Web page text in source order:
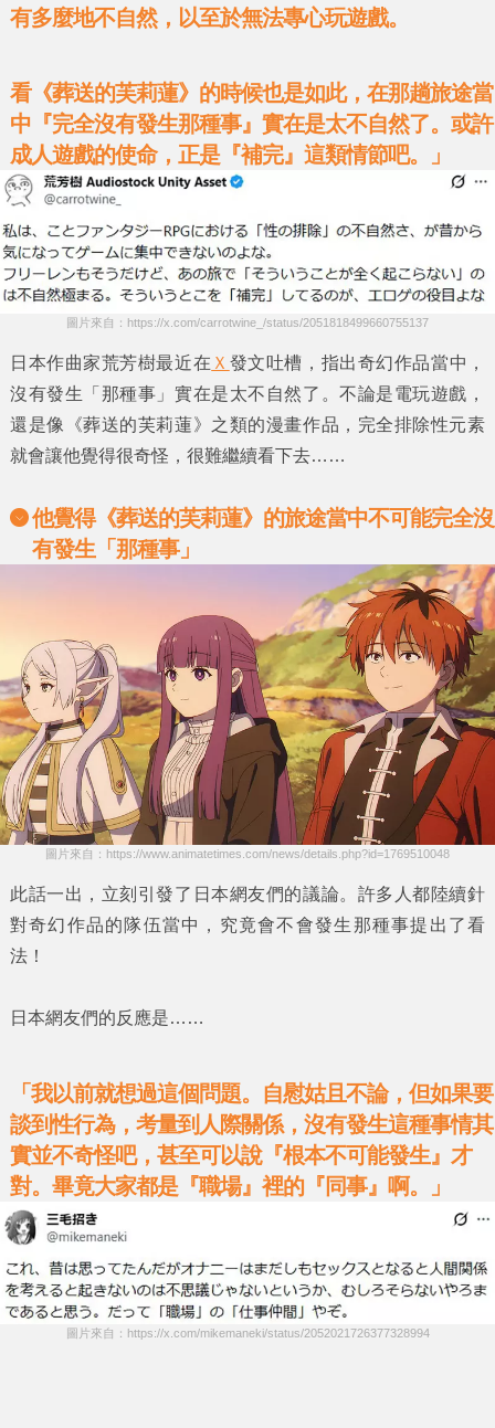
有多麼地不自然，以至於無法專心玩遊戲。
看《葬送的芙莉蓮》的時候也是如此，在那趟旅途當
中『完全沒有發生那種事』實在是太不自然了。或許
成人遊戲的使命，正是『補完』這類情節吧。」
圖片來自：https://x.com/carrotwine_/status/2051818499660755137
日本作曲家荒芳樹最近在 Ｘ 發文吐槽，指出奇幻作品當中，
沒有發生 「那種事」實在是太不自然了。不論是電玩遊戲，
還是像
《葬送的芙莉蓮》 之類的漫畫作品，完全排除性元素
就會讓他覺得很奇怪，很難繼續看下去……
他覺得《葬送的芙莉蓮》的旅途當中不可能完全沒
有發生「那種事」
圖片來自：https://www.animatetimes.com/news/details.php?id=1769510048
此話一出，立刻引發了日本網友們的議論。許多人都陸續針
對奇幻作品的隊伍當中，究竟會不會發生那種事提出了看
法！
日本網友們的反應是……
「我以前就想過這個問題。自慰姑且不論，但如果要
談到性行為，考量到人際關係，沒有發生這種事情其
實並不奇怪吧，甚至可以說『根本不可能發生』才
對。畢竟大家都是『職場』裡的『同事』啊。」
圖片來自：https://x.com/mikemaneki/status/2052021726377328994